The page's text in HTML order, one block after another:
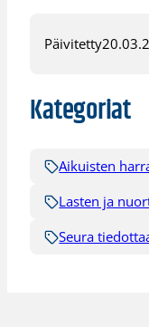
Päivitetty
Kategoriat
Aikuisten
Lasten ja
Seura